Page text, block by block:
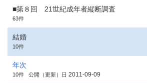
■第８回 21世紀成年者縦断調査
63件
結婚
10件
年次
10件 公開（更新）日 2011-09-09